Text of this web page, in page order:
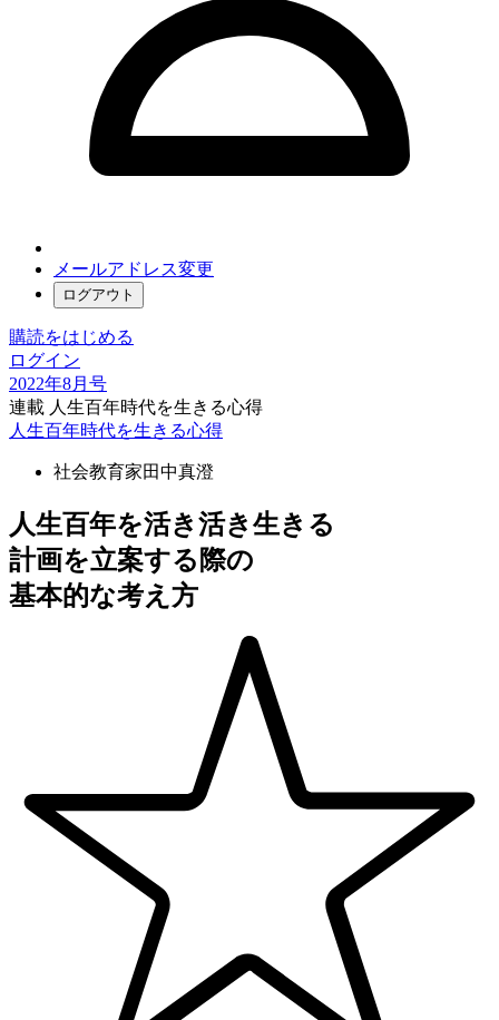
メールアドレス変更
ログアウト
購読をはじめる
ログイン
2022年8月号
連載 人生百年時代を生きる心得
人生百年時代を生きる心得
社会教育家田中真澄
人生百年を活き活き生きる
計画を立案する際の
基本的な考え方